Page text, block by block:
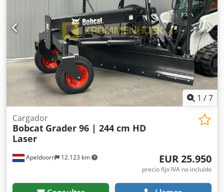
1 /7
Apeldoorn 12.123 km
Cargador
Bobcat Grader 96 | 244 cm HD
Laser
EUR 25.950
precio fijo IVA no incluído